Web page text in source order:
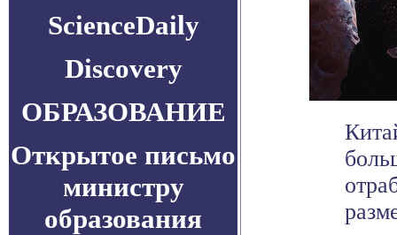
ScienceDaily
Discovery
ОБРАЗОВАНИЕ
Открытое письмо
министру
образования